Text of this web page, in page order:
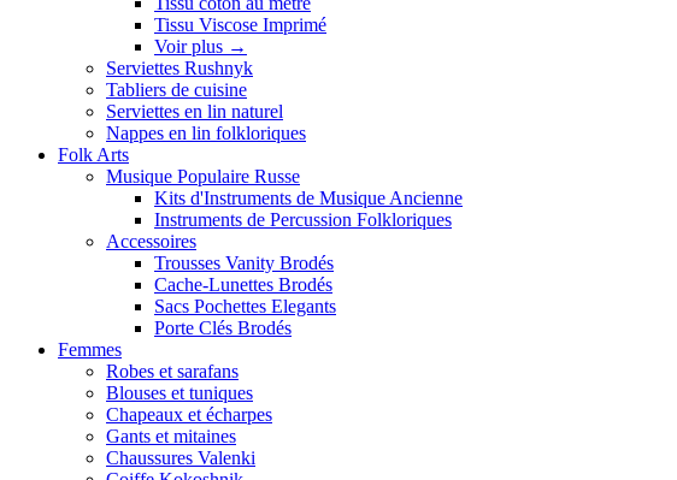
Tissu Viscose Imprimé
Voir plus →
Serviettes Rushnyk
Tabliers de cuisine
Serviettes en lin naturel
Nappes en lin folkloriques
Folk Arts
Musique Populaire Russe
Kits d'Instruments de Musique Ancienne
Instruments de Percussion Folkloriques
Accessoires
Trousses Vanity Brodés
Cache-Lunettes Brodés
Sacs Pochettes Elegants
Porte Clés Brodés
Femmes
Robes et sarafans
Blouses et tuniques
Chapeaux et écharpes
Gants et mitaines
Chaussures Valenki